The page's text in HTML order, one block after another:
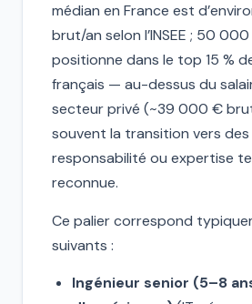
médian en France est
brut/an selon l’INSEE ; 50
positionne dans le top 15 %
français — au-dessus du
secteur privé (~39 000 €
souvent la transition vers
responsabilité ou expertise
reconnue.
Ce palier correspond
suivants :
Ingénieur senior (5–8